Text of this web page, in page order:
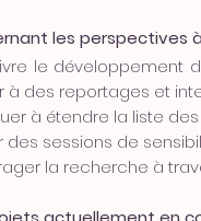
les perspectives
le développement
à des reportages et
à étendre la liste
des sessions de
la recherche à